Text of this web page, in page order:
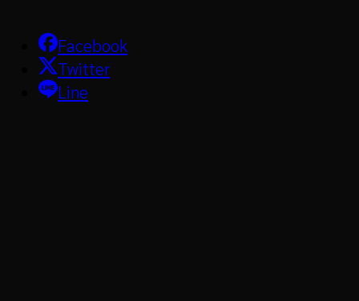
Facebook
Twitter
Line